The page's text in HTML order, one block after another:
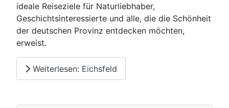
ideale Reiseziele für Naturliebhaber,
Geschichtsinteressierte und alle, die die Schönheit
der deutschen Provinz entdecken möchten,
erweist.
Weiterlesen: Eichsfeld